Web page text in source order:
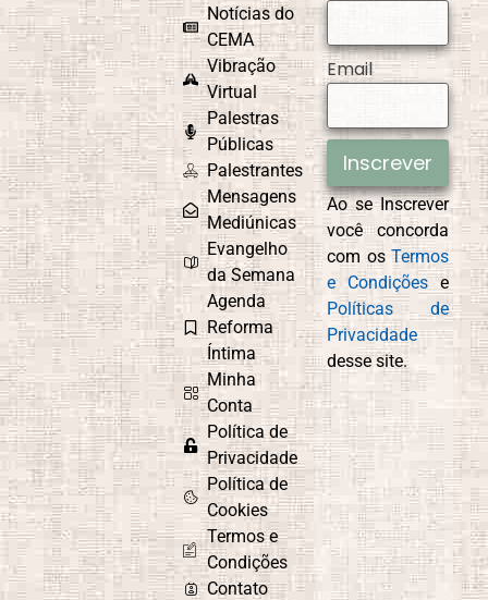
Notícias do
CEMA
Vibração
Virtual
Palestras
Públicas
Palestrantes
Mensagens
Mediúnicas
Evangelho
da Semana
Agenda
Reforma
Íntima
Minha
Conta
Política de
Privacidade
Política de
Cookies
Termos e
Condições
Contato
Email
Inscrever
Ao se Inscrever
você concorda
com osTermos
e Condições e
Políticas de
Privacidade
desse site.